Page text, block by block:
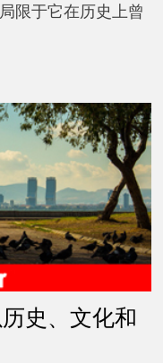
限于它在历史上曾
史、文化和